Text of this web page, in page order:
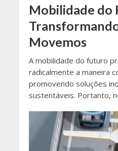
Mobilidade do
Movemos
A mobilidade do futuro
radicalmente a maneira
promovendo soluções
sustentáveis. Portanto,